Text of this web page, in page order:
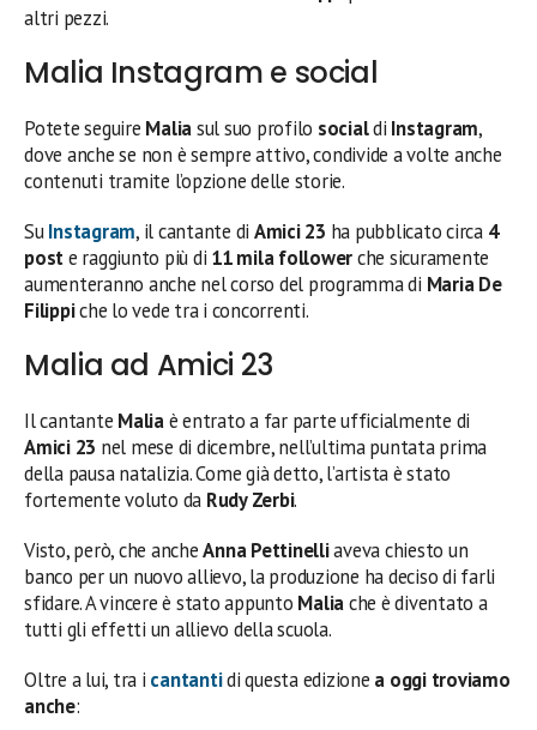
altri pezzi.
Malia Instagram e social
Potete seguire Maliasul suo profilo socialdi Instagram,
dove anche se non è sempre attivo, condivide a volte anche
contenuti tramite l’opzione delle storie.
SuInstagram, il cantante di Amici 23 ha pubblicato circa 4
poste raggiunto più di 11 mila followerche sicuramente
aumenteranno anche nel corso del programma di Maria De
Filippiche lo vede tra i concorrenti.
Malia ad Amici 23
Il cantante Maliaè entrato a far parte ufficialmente di
Amici 23 nel mese di dicembre, nell’ultima puntata prima
della pausa natalizia. Come già detto, l’artista è stato
fortemente voluto da Rudy Zerbi.
Visto, però, che ancheAnna Pettinelliaveva chiesto un
banco per un nuovo allievo, la produzione ha deciso di farli
sfidare. A vincere è stato appunto Maliache è diventato a
tutti gli effetti un allievo della scuola.
Oltre a lui, tra i cantantidi questa edizione a oggi troviamo
anche: